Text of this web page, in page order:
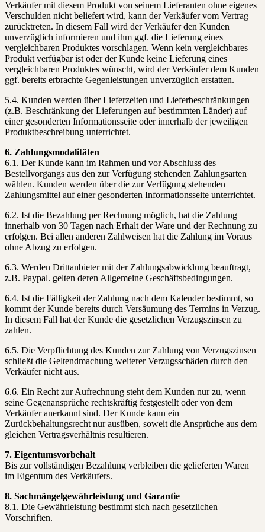
Verkäufer mit diesem Produkt von seinem Lieferanten ohne eigenes
Verschulden nicht beliefert wird, kann der Verkäufer vom Vertrag
zurücktreten. In diesem Fall wird der Verkäufer den Kunden
unverzüglich informieren und ihm ggf. die Lieferung eines
vergleichbaren Produktes vorschlagen. Wenn kein vergleichbares
Produkt verfügbar ist oder der Kunde keine Lieferung eines
vergleichbaren Produktes wünscht, wird der Verkäufer dem Kunden
ggf. bereits erbrachte Gegenleistungen unverzüglich erstatten.
5.4. Kunden werden über Lieferzeiten und Lieferbeschränkungen
(z.B. Beschränkung der Lieferungen auf bestimmten Länder) auf
einer gesonderten Informationsseite oder innerhalb der jeweiligen
Produktbeschreibung unterrichtet.
6. Zahlungsmodalitäten
6.1. Der Kunde kann im Rahmen und vor Abschluss des
Bestellvorgangs aus den zur Verfügung stehenden Zahlungsarten
wählen. Kunden werden über die zur Verfügung stehenden
Zahlungsmittel auf einer gesonderten Informationsseite unterrichtet.
6.2. Ist die Bezahlung per Rechnung möglich, hat die Zahlung
innerhalb von 30 Tagen nach Erhalt der Ware und der Rechnung zu
erfolgen. Bei allen anderen Zahlweisen hat die Zahlung im Voraus
ohne Abzug zu erfolgen.
6.3. Werden Drittanbieter mit der Zahlungsabwicklung beauftragt,
z.B. Paypal. gelten deren Allgemeine Geschäftsbedingungen.
6.4. Ist die Fälligkeit der Zahlung nach dem Kalender bestimmt, so
kommt der Kunde bereits durch Versäumung des Termins in Verzug.
In diesem Fall hat der Kunde die gesetzlichen Verzugszinsen zu
zahlen.
6.5. Die Verpflichtung des Kunden zur Zahlung von Verzugszinsen
schließt die Geltendmachung weiterer Verzugsschäden durch den
Verkäufer nicht aus.
6.6. Ein Recht zur Aufrechnung steht dem Kunden nur zu, wenn
seine Gegenansprüche rechtskräftig festgestellt oder von dem
Verkäufer anerkannt sind. Der Kunde kann ein
Zurückbehaltungsrecht nur ausüben, soweit die Ansprüche aus dem
gleichen Vertragsverhältnis resultieren.
7. Eigentumsvorbehalt
Bis zur vollständigen Bezahlung verbleiben die gelieferten Waren
im Eigentum des Verkäufers.
8. Sachmängelgewährleistung und Garantie
8.1. Die Gewährleistung bestimmt sich nach gesetzlichen
Vorschriften.